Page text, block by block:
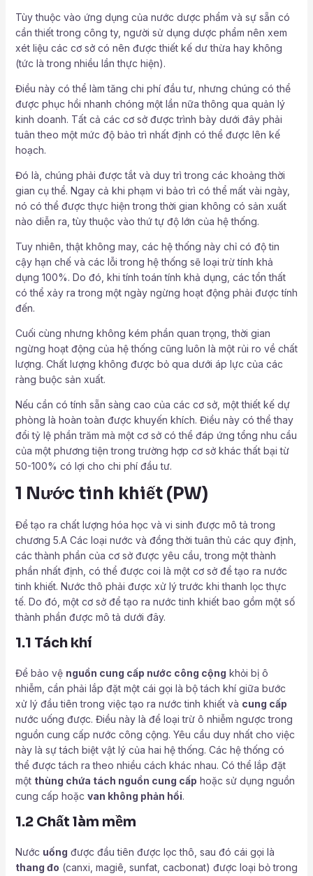
Tùy thuộc vào ứng dụng của nước dược phẩm và sự sẵn có
cần thiết trong công ty, người sử dụng dược phẩm nên xem
xét liệu các cơ sở có nên được thiết kế dư thừa hay không
(tức là trong nhiều lần thực hiện).
Điều này có thể làm tăng chi phí đầu tư, nhưng chúng có thể
được phục hồi nhanh chóng một lần nữa thông qua quản lý
kinh doanh. Tất cả các cơ sở được trình bày dưới đây phải
tuân theo một mức độ bảo trì nhất định có thể được lên kế
hoạch.
Đó là, chúng phải được tắt và duy trì trong các khoảng thời
gian cụ thể. Ngay cả khi phạm vi bảo trì có thể mất vài ngày,
nó có thể được thực hiện trong thời gian không có sản xuất
nào diễn ra, tùy thuộc vào thứ tự độ lớn của hệ thống.
Tuy nhiên, thật không may, các hệ thống này chỉ có độ tin
cậy hạn chế và các lỗi trong hệ thống sẽ loại trừ tính khả
dụng 100%. Do đó, khi tính toán tính khả dụng, các tổn thất
có thể xảy ra trong một ngày ngừng hoạt động phải được tính
đến.
Cuối cùng nhưng không kém phần quan trọng, thời gian
ngừng hoạt động của hệ thống cũng luôn là một rủi ro về chất
lượng. Chất lượng không được bỏ qua dưới áp lực của các
ràng buộc sản xuất.
Nếu cần có tính sẵn sàng cao của các cơ sở, một thiết kế dự
phòng là hoàn toàn được khuyến khích. Điều này có thể thay
đổi tỷ lệ phần trăm mà một cơ sở có thể đáp ứng tổng nhu cầu
của một phương tiện trong trường hợp cơ sở khác thất bại từ
50-100% có lợi cho chi phí đầu tư.
1 Nước tinh khiết (PW)
Để tạo ra chất lượng hóa học và vi sinh được mô tả trong
chương 5.A Các loại nước và đồng thời tuân thủ các quy định,
các thành phần của cơ sở được yêu cầu, trong một thành
phần nhất định, có thể được coi là một cơ sở để tạo ra nước
tinh khiết. Nước thô phải được xử lý trước khi thanh lọc thực
tế. Do đó, một cơ sở để tạo ra nước tinh khiết bao gồm một số
thành phần được mô tả dưới đây.
1.1 Tách khí
Để bảo vệ nguồn cung cấp nước công cộng khỏi bị ô
nhiễm, cần phải lắp đặt một cái gọi là bộ tách khí giữa bước
xử lý đầu tiên trong việc tạo ra nước tinh khiết và cung cấp
nước uống được. Điều này là để loại trừ ô nhiễm ngược trong
nguồn cung cấp nước công cộng. Yêu cầu duy nhất cho việc
này là sự tách biệt vật lý của hai hệ thống. Các hệ thống có
thể được tách ra theo nhiều cách khác nhau. Có thể lắp đặt
một thùng chứa tách nguồn cung cấp hoặc sử dụng nguồn
cung cấp hoặc van không phản hồi.
1.2 Chất làm mềm
Nước uống được đầu tiên được lọc thô, sau đó cái gọi là
thang đo (canxi, magiê, sunfat, cacbonat) được loại bỏ trong